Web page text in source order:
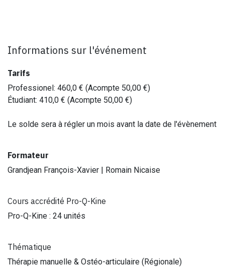
Informations sur l'événement
Tarifs
Professionel: 460,0 € (Acompte 50,00 €)
Étudiant: 410,0 € (Acompte 50,00 €)
Le solde sera à régler un mois avant la date de l'évènement
Formateur
Grandjean François-Xavier | Romain Nicaise
Cours accrédité Pro-Q-Kine
Pro-Q-Kine : 24 unités
Thématique
Thérapie manuelle & Ostéo-articulaire (Régionale)